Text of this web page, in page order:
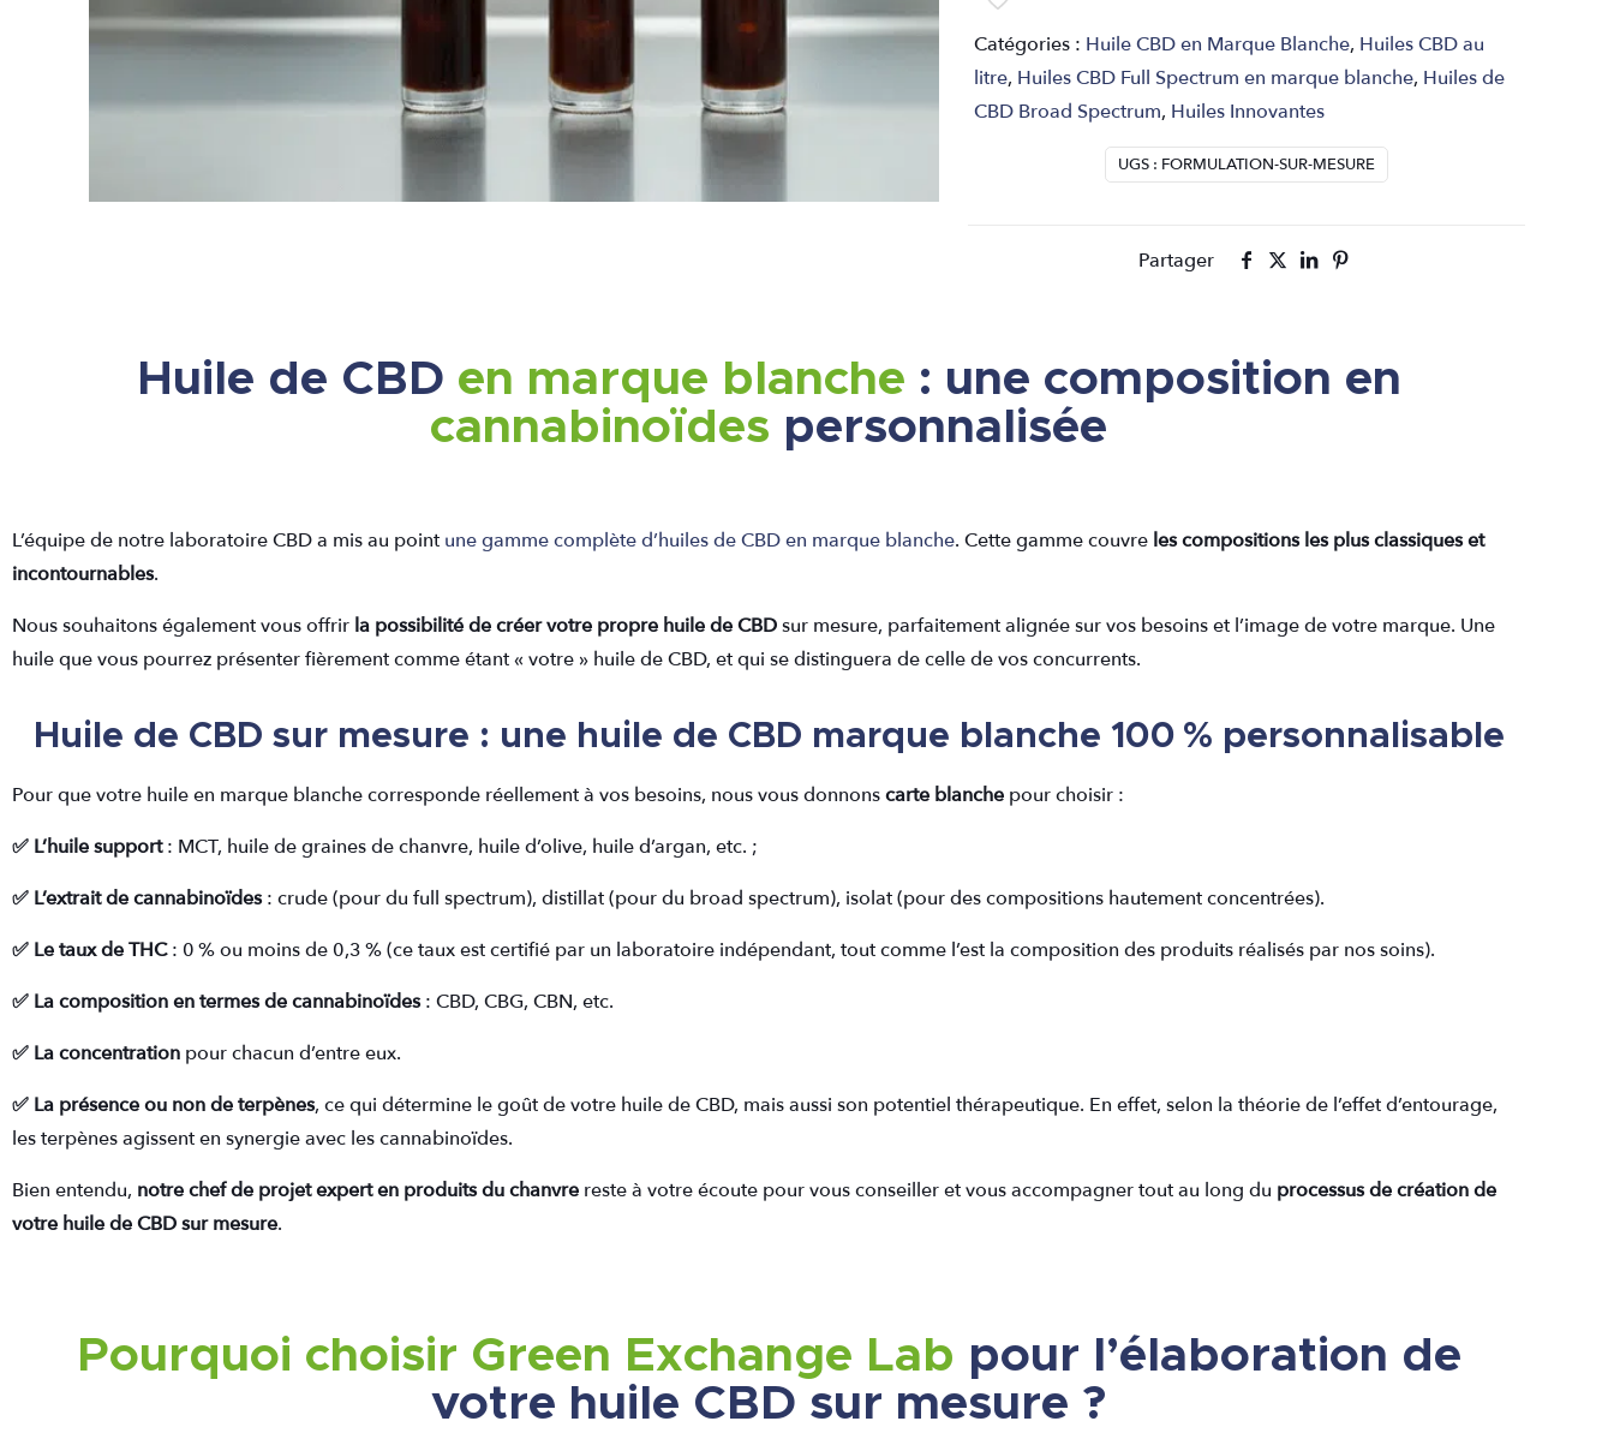
UGS : FORMULATION-SUR-MESURE
Catégories : Huile CBD en Marque Blanche, Huiles CBD au
litre, Huiles CBD Full Spectrum en marque blanche, Huiles de
CBD Broad Spectrum, Huiles Innovantes
Partager
Huile de CBD en marque blanche : une composition en
cannabinoïdes personnalisée
L’équipe de notre laboratoire CBD a mis au point une gamme complète d’huiles de CBD en marque blanche. Cette gamme couvre les compositions les plus classiques et
incontournables.
Nous souhaitons également vous offrir la possibilité de créer votre propre huile de CBDsur mesure, parfaitement alignée sur vos besoins et l’image de votre marque. Une
huile que vous pourrez présenter fièrement comme étant « votre » huile de CBD, et qui se distinguera de celle de vos concurrents.
Huile de CBD sur mesure : une huile de CBD marque blanche 100 % personnalisable
Pour que votre huile en marque blanche corresponde réellement à vos besoins, nous vous donnonscarte blanche pour choisir :
✅​ L’huile support: MCT, huile de graines de chanvre, huile d’olive, huile d’argan, etc. ;
✅​ L’extrait de cannabinoïdes: crude (pour du full spectrum), distillat (pour du broad spectrum), isolat (pour des compositions hautement concentrées).
✅​ Le taux de THC: 0 % ou moins de 0,3 % (ce taux est certifié par un laboratoire indépendant, tout comme l’est la composition des produits réalisés par nos soins).
✅​ La composition en termes de cannabinoïdes: CBD, CBG, CBN, etc.
✅​ La concentration pour chacun d’entre eux.
✅​ La présence ou non de terpènes, ce qui détermine le goût de votre huile de CBD, mais aussi son potentiel thérapeutique. En effet, selon la théorie de l’effet d’entourage,
les terpènes agissent en synergie avec les cannabinoïdes.
Bien entendu, notre chef de projet expert en produits du chanvre reste à votre écoute pour vous conseiller et vous accompagner tout au long du processus de création de
votre huile de CBD sur mesure.
Pourquoi choisir Green Exchange Lab pour l’élaboration de
votre huile CBD sur mesure ?